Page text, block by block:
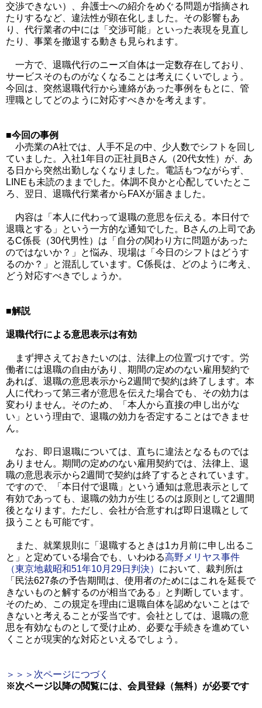
交渉できない）、弁護士への紹介をめぐる問題が指摘され
たりするなど、違法性が顕在化しました。その影響もあ
り、代行業者の中には「交渉可能」といった表現を見直し
たり、事業を撤退する動きも見られます。
一方で、退職代行のニーズ自体は一定数存在しており、
サービスそのものがなくなることは考えにくいでしょう。
今回は、突然退職代行から連絡があった事例をもとに、管
理職としてどのように対応すべきかを考えます。
■今回の事例
小売業のA社では、人手不足の中、少人数でシフトを回し
ていました。入社1年目の正社員Bさん（20代女性）が、あ
る日から突然出勤しなくなりました。電話もつながらず、
LINEも未読のままでした。体調不良かと心配していたとこ
ろ、翌日、退職代行業者からFAXが届きました。
内容は「本人に代わって退職の意思を伝える。本日付で
退職とする」という一方的な通知でした。Bさんの上司であ
るC係長（30代男性）は「自分の関わり方に問題があった
のではないか？」と悩み、現場は「今日のシフトはどうす
るのか？」と混乱しています。C係長は、どのように考え、
どう対応すべきでしょうか。
■解説
退職代行による意思表示は有効
まず押さえておきたいのは、法律上の位置づけです。労
働者には退職の自由があり、期間の定めのない雇用契約で
あれば、退職の意思表示から2週間で契約は終了します。本
人に代わって第三者が意思を伝えた場合でも、その効力は
変わりません。そのため、「本人から直接の申し出がな
い」という理由で、退職の効力を否定することはできませ
ん。
なお、即日退職については、直ちに違法となるものでは
ありません。期間の定めのない雇用契約では、法律上、退
職の意思表示から2週間で契約は終了するとされています。
ですので、「本日付で退職」という通知は意思表示として
有効であっても、退職の効力が生じるのは原則として2週間
後となります。ただし、会社が合意すれば即日退職として
扱うことも可能です。
また、就業規則に「退職するときは1カ月前に申し出るこ
と」と定めている場合でも、いわゆる高野メリヤス事件
（東京地裁昭和51年10月29日判決） において、裁判所は
「民法627条の予告期間は、使用者のためにはこれを延長で
きないものと解するのが相当である」と判断しています。
そのため、この規定を理由に退職自体を認めないことはで
きないと考えることが妥当です。会社としては、退職の意
思を有効なものとして受け止め、必要な手続きを進めてい
くことが現実的な対応といえるでしょう。
＞＞＞次ページにつづく
※次ページ以降の閲覧には、会員登録（無料）が必要です